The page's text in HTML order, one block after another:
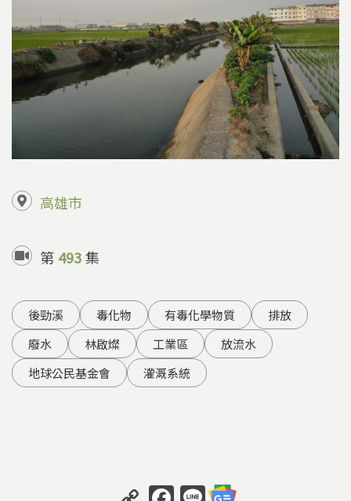
高雄市
第 493集
後勁溪 毒化物 有毒化學物質
排放
廢水
林啟燦 工業區
放流水
地球公民基金會
灌溉系統